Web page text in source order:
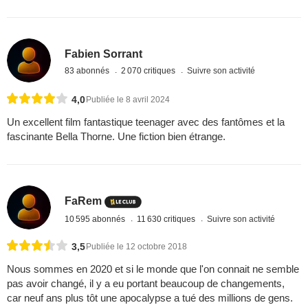
Fabien Sorrant
83 abonnés 2 070 critiques Suivre son activité
4,0 Publiée le 8 avril 2024
Un excellent film fantastique teenager avec des fantômes et la
fascinante Bella Thorne. Une fiction bien étrange.
FaRem
10 595 abonnés 11 630 critiques Suivre son activité
3,5 Publiée le 12 octobre 2018
Nous sommes en 2020 et si le monde que l'on connait ne semble
pas avoir changé, il y a eu portant beaucoup de changements,
car neuf ans plus tôt une apocalypse a tué des millions de gens.